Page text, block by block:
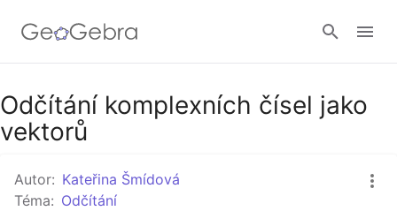
Google Classroom
Odčítání komplexních čísel jako
vektorů
Autor: Kateřina Šmídová
Téma: Odčítání